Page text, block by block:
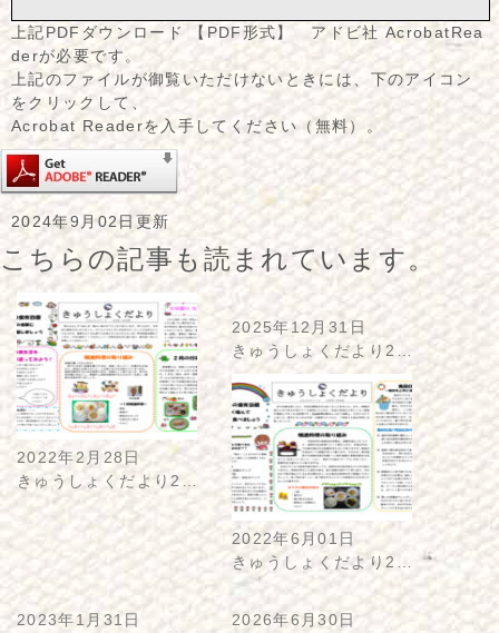
上記PDFダウンロード 【PDF形式】 アドビ社 AcrobatRea
derが必要です。
上記のファイルが御覧いただけないときには、下のアイコン
をクリックして、
Acrobat Readerを入手してください（無料）。
2024年9月02日更新
こちらの記事も読まれています。
2022年2月28日
きゅうしょくだより2…
2025年12月31日
きゅうしょくだより2…
2022年6月01日
きゅうしょくだより2…
2023年1月31日
2026年6月30日